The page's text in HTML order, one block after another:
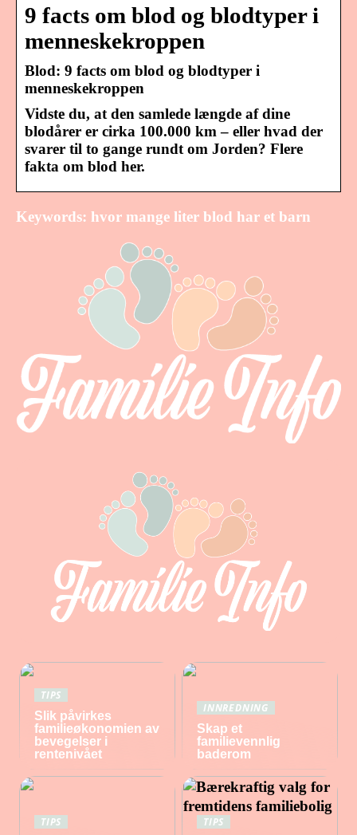
9 facts om blod og blodtyper i
menneskekroppen
Blod: 9 facts om blod og blodtyper i
menneskekroppen
Vidste du, at den samlede længde af dine
blodårer er cirka 100.000 km – eller hvad der
svarer til to gange rundt om Jorden? Flere
fakta om blod her.
Keywords: hvor mange liter blod har et barn
TIPS
Slik påvirkes
familieøkonomien av
bevegelser i
rentenivået
INNREDNING
Skap et
familievennlig
baderom
TIPS TIPS